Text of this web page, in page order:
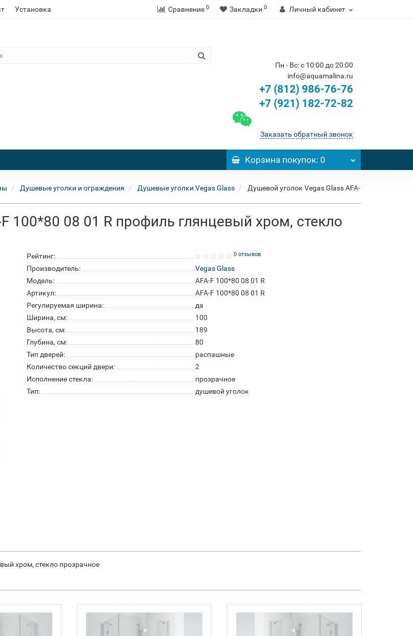
Установка Сравнение 0 Закладки 0 Личный кабинет
Пн - Вс: с 10:00 до 20:00
info@aquamalina.ru
+7 (812) 986-76-76
+7 (921) 182-72-82
Заказать обратный звонок
Корзинапокупок: 0
Душевые уголки и ограждения Душевые уголки Vegas Glass
Душевой уголок Vegas Glass AFA-
100*80 08 01 R профиль глянцевый хром, стекло
Рейтинг: 0 отзывов
Производитель:
Vegas Glass
Модель:
AFA-F 100*80 08 01 R
Артикул:
AFA-F 100*80 08 01 R
Регулируемая ширина:
да
Ширина, см:
100
Высота, см:
189
Глубина, см:
80
Тип дверей:
распашные
Количество секций двери:
2
Исполнение стекла:
прозрачное
Тип:
душевой уголок
хром, стекло прозрачное